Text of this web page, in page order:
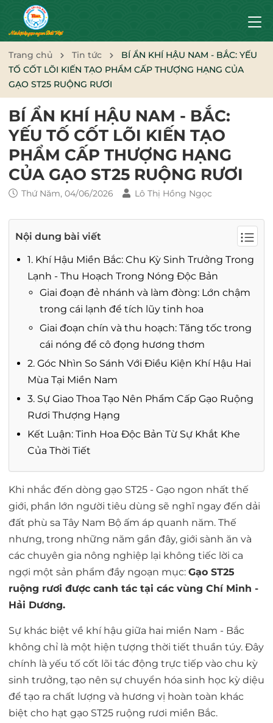
Trang chủ Tin tức
BÍ ẨN KHÍ HẬU NAM - BẮC: YẾU
TỐ CỐT LÕI KIẾN TẠO PHẨM CẤP THƯỢNG HẠNG CỦA
GẠO ST25 RUỘNG RƯƠI
BÍ ẨN KHÍ HẬU NAM - BẮC:
YẾU TỐ CỐT LÕI KIẾN TẠO
PHẨM CẤP THƯỢNG HẠNG
CỦA GẠO ST25 RUỘNG RƯƠI
Thứ Năm, 04/06/2026 Lô Thị Hồng Ngọc
Nội dung bài viết
1. Khí Hậu Miền Bắc: Chu Kỳ Sinh Trưởng Trong
Lạnh - Thu Hoạch Trong Nóng Độc Bản
Giai đoạn đẻ nhánh và làm đòng: Lớn chậm
trong cái lạnh để tích lũy tinh hoa
Giai đoạn chín và thu hoạch: Tăng tốc trong
cái nóng để cô đọng hương thơm
2. Góc Nhìn So Sánh Với Điều Kiện Khí Hậu Hai
Mùa Tại Miền Nam
3. Sự Giao Thoa Tạo Nên Phẩm Cấp Gạo Ruộng
Rươi Thượng Hạng
Kết Luận: Tinh Hoa Độc Bản Từ Sự Khắt Khe
Của Thời Tiết
Khi nhắc đến dòng gạo ST25 - Gạo ngon nhất thế
giới, phần lớn người tiêu dùng sẽ nghĩ ngay đến dải
đất phù sa Tây Nam Bộ ấm áp quanh năm. Thế
nhưng, trong những năm gần đây, giới sành ăn và
các chuyên gia nông nghiệp lại không tiếc lời ca
ngợi một sản phẩm đầy ngoạn mục: Gạo ST25
ruộng rươi được canh tác tại các vùng Chí Minh -
Hải Dương.
Sự khác biệt về khí hậu giữa hai miền Nam - Bắc
không chỉ là một hiện tượng thời tiết thuần túy. Đây
chính là yếu tố cốt lõi tác động trực tiếp vào chu kỳ
sinh trưởng, tạo nên sự chuyển hóa sinh học kỳ diệu
để tạo ra chất lượng và hương vị hoàn toàn khác
biệt cho hạt gạo ST25 ruộng rươi miền Bắc.